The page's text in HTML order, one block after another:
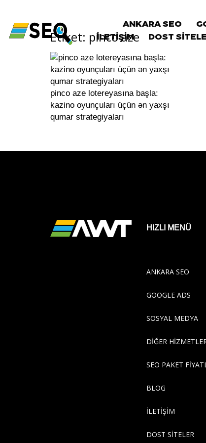
ANKARA SEO
İLETİŞİM
DOST
Etiket: pinco aze
pinco aze lotereyasına başla:
kazino oyunçuları üçün ən yaxşı
qumar strategiyaları
HIZLI MENÜ
ANKARA SEO
GOOGLE ADS
SOSYAL MEDYA
DİĞER
SEO PAKET
BLOG
İLETİŞİM
DOST SİTELER